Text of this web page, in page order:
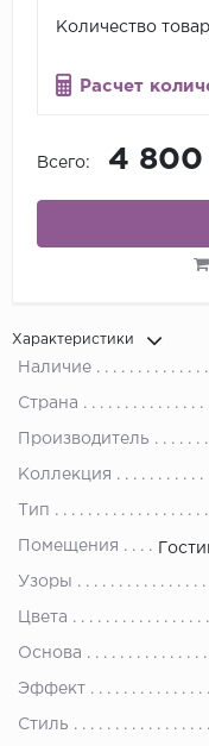
Количество
Расчет
Всего: 4 800
Характеристики
Наличие
Страна
Производитель
Коллекция
Тип
Помещения
Узоры
Цвета
Основа
Эффект
Стиль